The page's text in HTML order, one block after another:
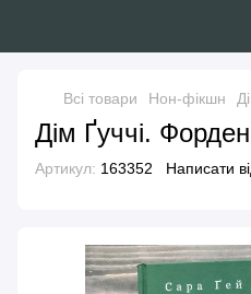
Всі товари Нон-фікшн
Дім Ґуччі.
Артикул: 163352 Написати